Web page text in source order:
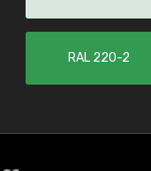
RAL 220-2